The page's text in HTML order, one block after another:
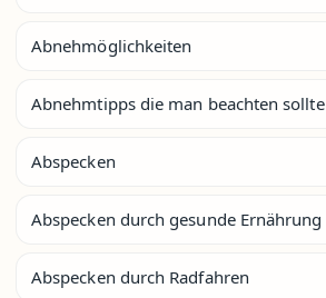
Abnehmöglichkeiten
Abnehmtipps die man beachten sollte
Abspecken
Abspecken durch gesunde Ernährung
Abspecken durch Radfahren